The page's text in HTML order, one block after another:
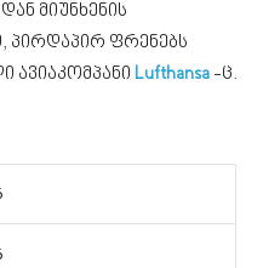
მიუნხენის
პირდაპირ ფრენებს
ავიაკომპანი Lufthansa -ც.